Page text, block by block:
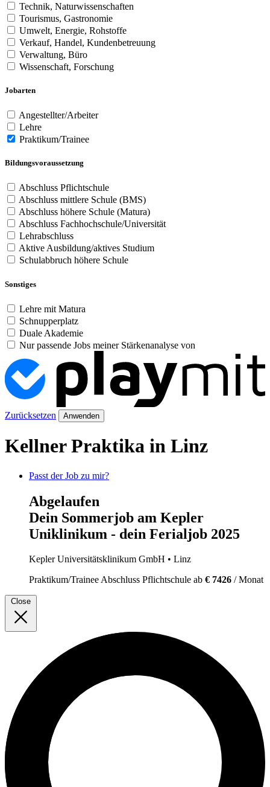
Technik, Naturwissenschaften
Tourismus, Gastronomie
Umwelt, Energie, Rohstoffe
Verkauf, Handel, Kundenbetreuung
Verwaltung, Büro
Wissenschaft, Forschung
Jobarten
Angestellter/Arbeiter
Lehre
Praktikum/Trainee
Bildungsvoraussetzung
Abschluss Pflichtschule
Abschluss mittlere Schule (BMS)
Abschluss höhere Schule (Matura)
Abschluss Fachhochschule/Universität
Lehrabschluss
Aktive Ausbildung/aktives Studium
Schulabbruch höhere Schule
Sonstiges
Lehre mit Matura
Schnupperplatz
Duale Akademie
Nur passende Jobs meiner Stärkenanalyse von
Zurücksetzen Anwenden
Kellner Praktika in Linz
Passt der Job zu mir?
Abgelaufen
Dein Sommerjob am Kepler
Uniklinikum - dein Ferialjob 2025
Kepler Universitätsklinikum GmbH • Linz
Praktikum/TraineeAbschluss Pflichtschule ab € 7426 / Monat
Close